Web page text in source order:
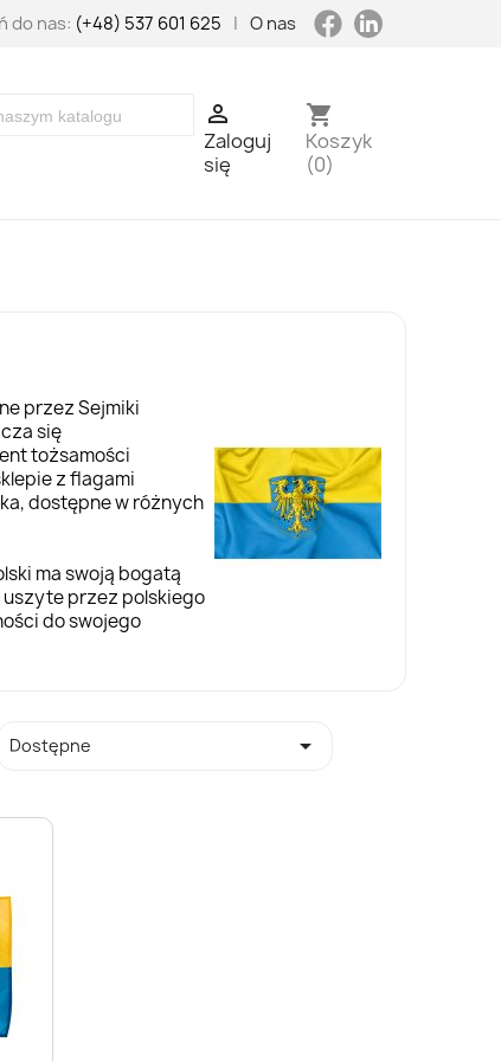
do nas: (+48) 537 601 625 | O nas Facebook

Zaloguj
się
shopping_cart
Koszyk
(0)
przez Sejmiki
się
tożsamości
z flagami
dostępne w różnych
ma swoją bogatą
przez polskiego
do swojego
Dostępne 